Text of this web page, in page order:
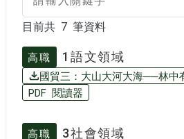
目前共 7 筆資料
目前共 7 筆資料
高職 1語文領域
國貿三：大山大河大海──林中
PDF 閱讀器
高職 3社會領域